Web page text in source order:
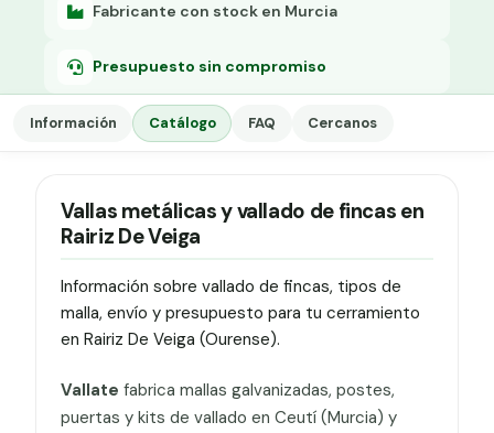
Fabricante con stock en Murcia
Presupuesto sin compromiso
Información Catálogo FAQ Cercanos
Vallas metálicas y vallado de fincas en
Rairiz De Veiga
Información sobre vallado de fincas, tipos de
malla, envío y presupuesto para tu cerramiento
en Rairiz De Veiga (Ourense).
Vallate fabrica mallas galvanizadas, postes,
puertas y kits de vallado en Ceutí (Murcia) y